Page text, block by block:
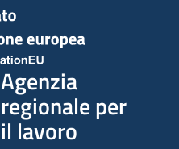
Agenzia
regionale per
il lavoro